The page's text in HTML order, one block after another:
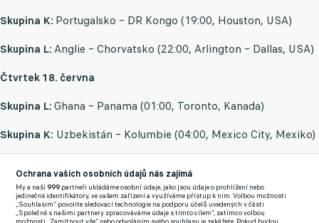
Skupina K: Portugalsko – DR Kongo (19:00, Houston, USA)
Skupina L: Anglie – Chorvatsko (22:00, Arlington – Dallas, USA)
Čtvrtek 18. června
Skupina L: Ghana – Panama (01:00, Toronto, Kanada)
Skupina K: Uzbekistán – Kolumbie (04:00, Mexico City, Mexiko)
Čtvrtek 18. června
Ochrana vašich osobních údajů nás zajímá
My a naši999 partneři ukládáme osobní údaje, jako jsou údaje o prohlížení nebo
jedinečné identifikátory, ve vašem zařízení a využíváme přístup k nim. Volbou možnosti
„Souhlasím“ povolíte sledovací technologie na podporu účelů uvedených v části
„Společně s našimi partnery zpracováváme údaje s tímto cílem“, zatímco volbou